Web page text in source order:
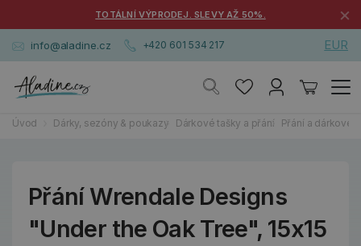
TOTÁLNÍ VÝPRODEJ. SLEVY AŽ 50%. ×
info@aladine.cz +420 601 534 217 EUR
Úvod Dárky, sezóny & poukazy Dárkové tašky a přání Přání a dárkové
Přání Wrendale Designs
"Under the Oak Tree", 15x15